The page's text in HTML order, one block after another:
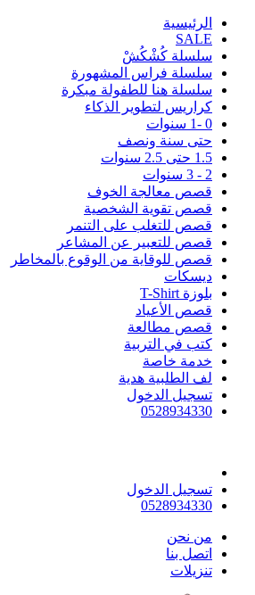
اﻟﺮﺋﻴﺴﻴﺔ
SALE
سلسلة كُشْكُشْ
سلسلة فراس المشهورة
سلسلة هنا للطفولة مبكرة
كراريس لتطوير الذكاء
0 -1 سنوات
حتى سنة ونصف
1.5 حتى 2.5 سنوات
2 - 3 سنوات
قصص معالجة الخوف
قصص تقوية الشخصية
قصص للتغلب على التنمر
قصص للتعبير عن المشاعر
قصص للوقاية من الوقوع بالمخاطر
ديسكات
بلوزة T-Shirt
قصص الأعياد
قصص مطالعة
كتب في التربية
خدمة خاصة
لف الطلبية هدية
تسجيل الدخول
0528934330
تسجيل الدخول
0528934330
ﻣﻦ ﻧﺤﻦ
اتصل بنا
تنزيلات